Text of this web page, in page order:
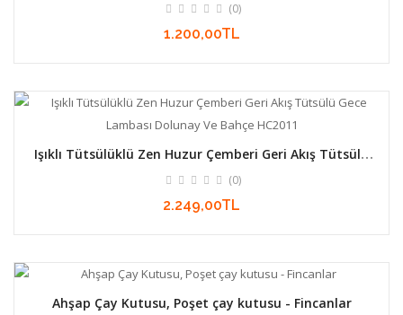
(0)
1.200,00TL
Işıklı Tütsülüklü Zen Huzur Çemberi Geri Akış Tütsülü
(0)
2.249,00TL
Ahşap Çay Kutusu, Poşet çay kutusu - Fincanlar